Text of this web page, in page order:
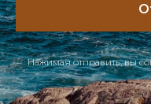
Нажимая отправить, вы